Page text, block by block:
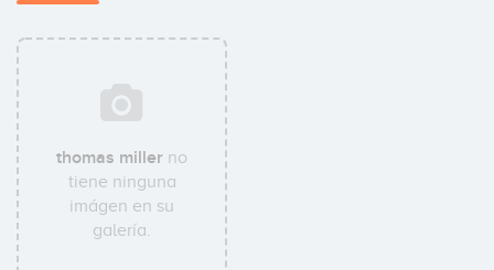
thomas miller no
tiene ninguna
imágen en su
galería.